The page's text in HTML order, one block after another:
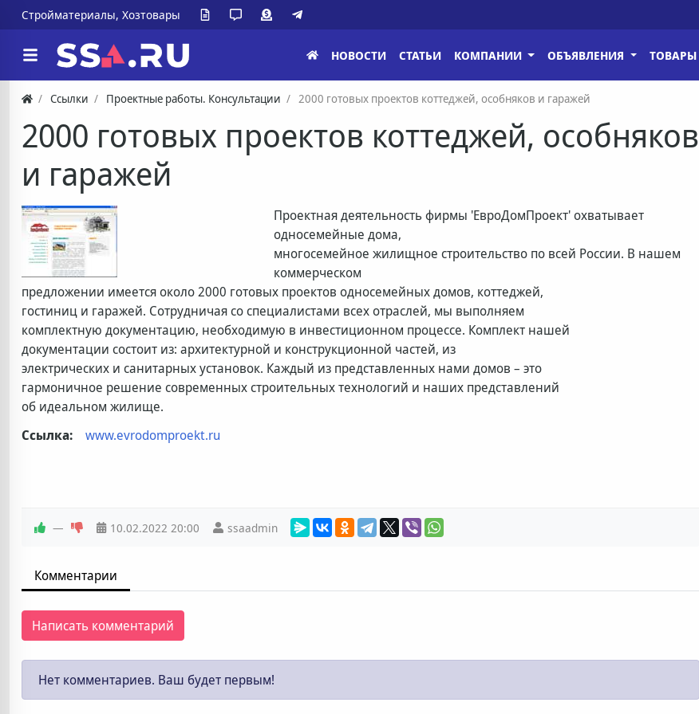
Стройматериалы, Хозтовары
НОВОСТИ СТАТЬИ КОМПАНИИ ОБЪЯВЛЕНИЯ ТОВАРЫ
Ссылки Проектные работы. Консультации 2000 готовых проектов коттеджей, особняков и гаражей
2000 готовых проектов коттеджей, особняков
и гаражей
Проектная деятельность фирмы 'ЕвроДомПроект' охватывает
односемейные дома,
многосемейное жилищное строительство по всей России. В нашем
коммерческом
предложении имеется около 2000 готовых проектов односемейных домов, коттеджей,
гостиниц и гаражей. Сотрудничая со специалистами всех отраслей, мы выполняем
комплектную документацию, необходимую в инвестиционном процессе. Комплект нашей
документации состоит из: архитектурной и конструкционной частей, из
электрических и санитарных установок. Каждый из представленных нами домов – это
гармоничное решение современных строительных технологий и наших представлений
об идеальном жилище.
Ссылка:
www.evrodomproekt.ru
— 10.02.2022 20:00 ssaadmin
Комментарии
Написать комментарий
Нет комментариев. Ваш будет первым!